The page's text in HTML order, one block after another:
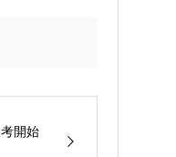
開始